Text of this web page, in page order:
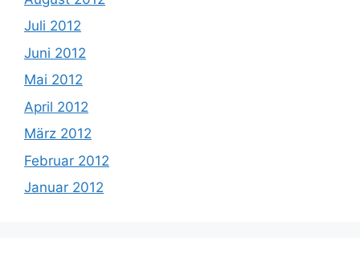
Juli 2012
Juni 2012
Mai 2012
April 2012
März 2012
Februar 2012
Januar 2012